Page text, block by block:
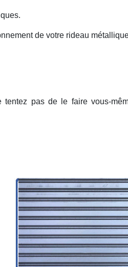
de votre rideau
pas de le faire vous-